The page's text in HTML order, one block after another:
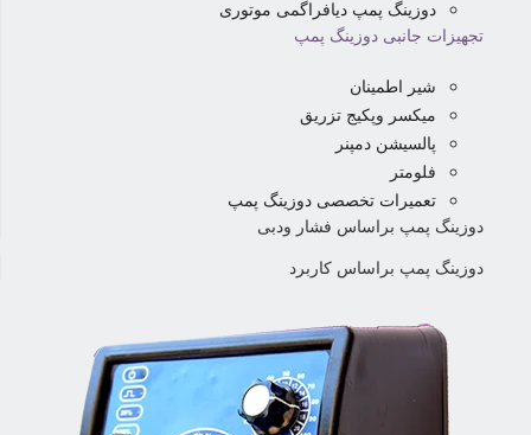
دوزینگ پمپ دیافراگمی موتوری
تجهیزات جانبی دوزینگ پمپ
شیر اطمینان
میکسر وپکیج تزریق
پالسیشن دمپنر
فلومتر
تعمیرات تخصصی دوزینگ پمپ
دوزینگ پمپ براساس فشار ودبی
دوزینگ پمپ براساس کاربرد